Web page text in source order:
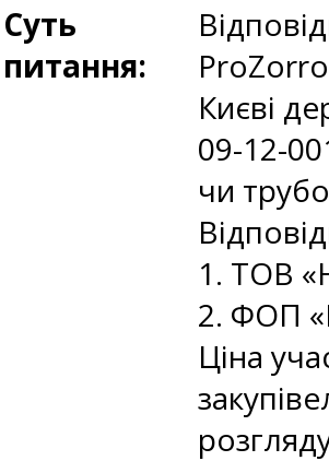
Суть
питання:
Києві
09-12-
чи
1. ТОВ
2. ФОП
Ціна